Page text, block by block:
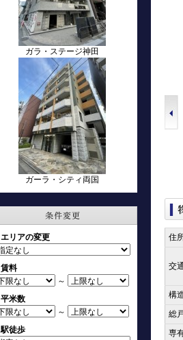
ガラ・ステージ神田
ガーラ・シティ両国
エリアの変更
賃料
～
平米数
～
駅徒歩
住
交
構
総
専